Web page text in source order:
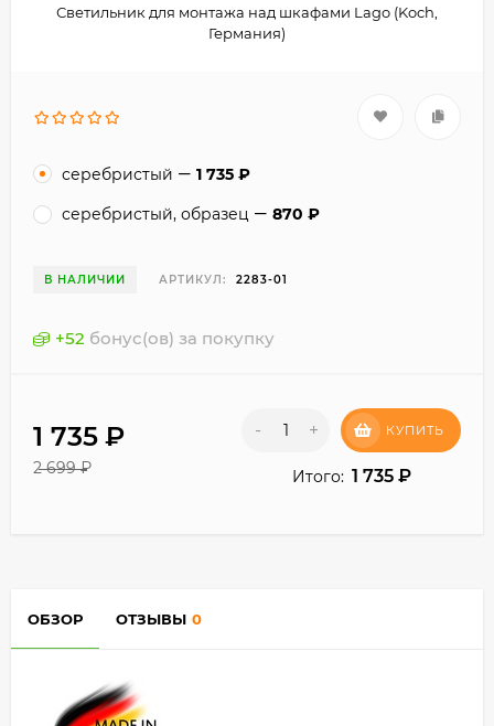
Светильник для монтажа над шкафами Lago (Koch,
Германия)
серебристый 1 735 ₽
серебристый, образец 870 ₽
В НАЛИЧИИ АРТИКУЛ: 2283-01
+52 бонус(ов) за покупку
1 735 ₽
2 699 ₽
- + КУПИТЬ
Итого: 1 735 ₽
ОБЗОР ОТЗЫВЫ 0